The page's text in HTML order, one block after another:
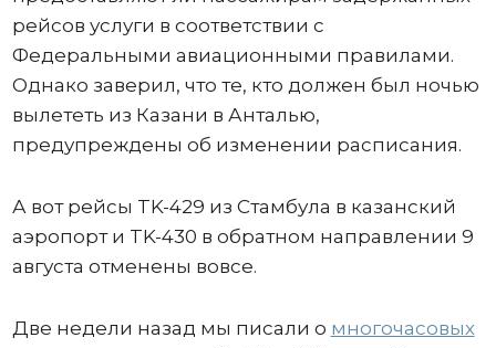
рейсов услуги в соответствии с
Федеральными авиационными правилами.
Однако заверил, что те, кто должен был ночью
вылететь из Казани в Анталью,
предупреждены об изменении расписания.
А вот рейсы TK-429 из Стамбула в казанский
аэропорт и TK-430 в обратном направлении 9
августа отменены вовсе.
Две недели назад мы писали о многочасовых